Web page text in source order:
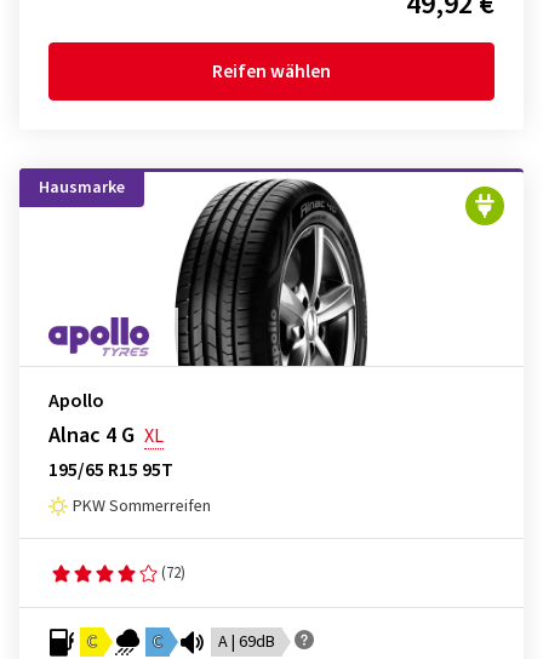
Reifen wählen
Hausmarke
Apollo
Alnac 4 G XL
195/65 R15 95T
PKW Sommerreifen
(72)
C C A | 69dB